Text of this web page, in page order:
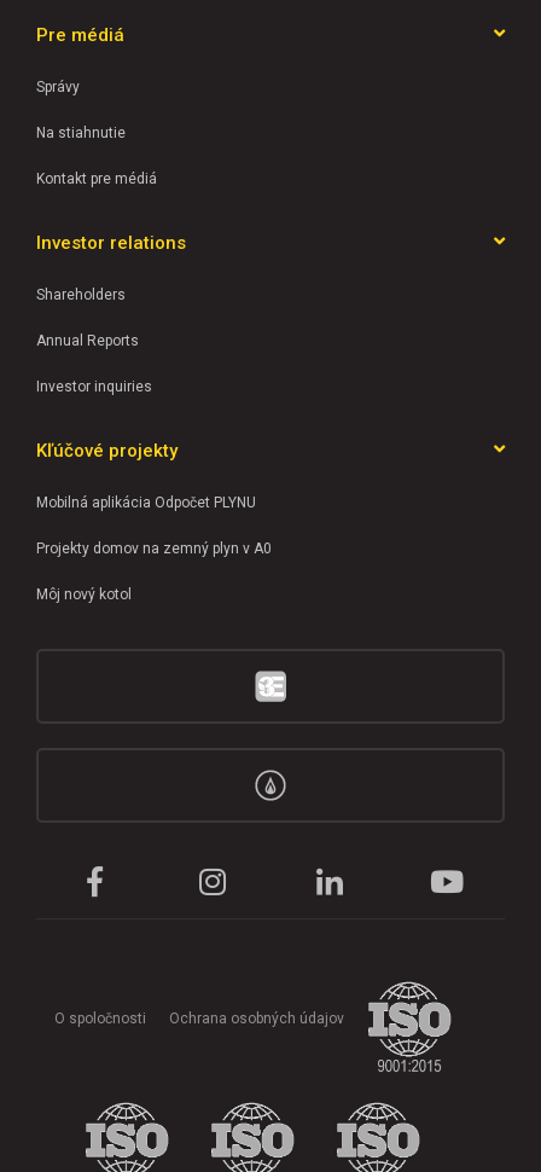
Pre médiá
Správy
Na stiahnutie
Kontakt pre médiá
Investor relations
Shareholders
Annual Reports
Investor inquiries
Kľúčové projekty
Mobilná aplikácia Odpočet PLYNU
Projekty domov na zemný plyn v A0
Môj nový kotol
O spoločnosti Ochrana osobných údajov